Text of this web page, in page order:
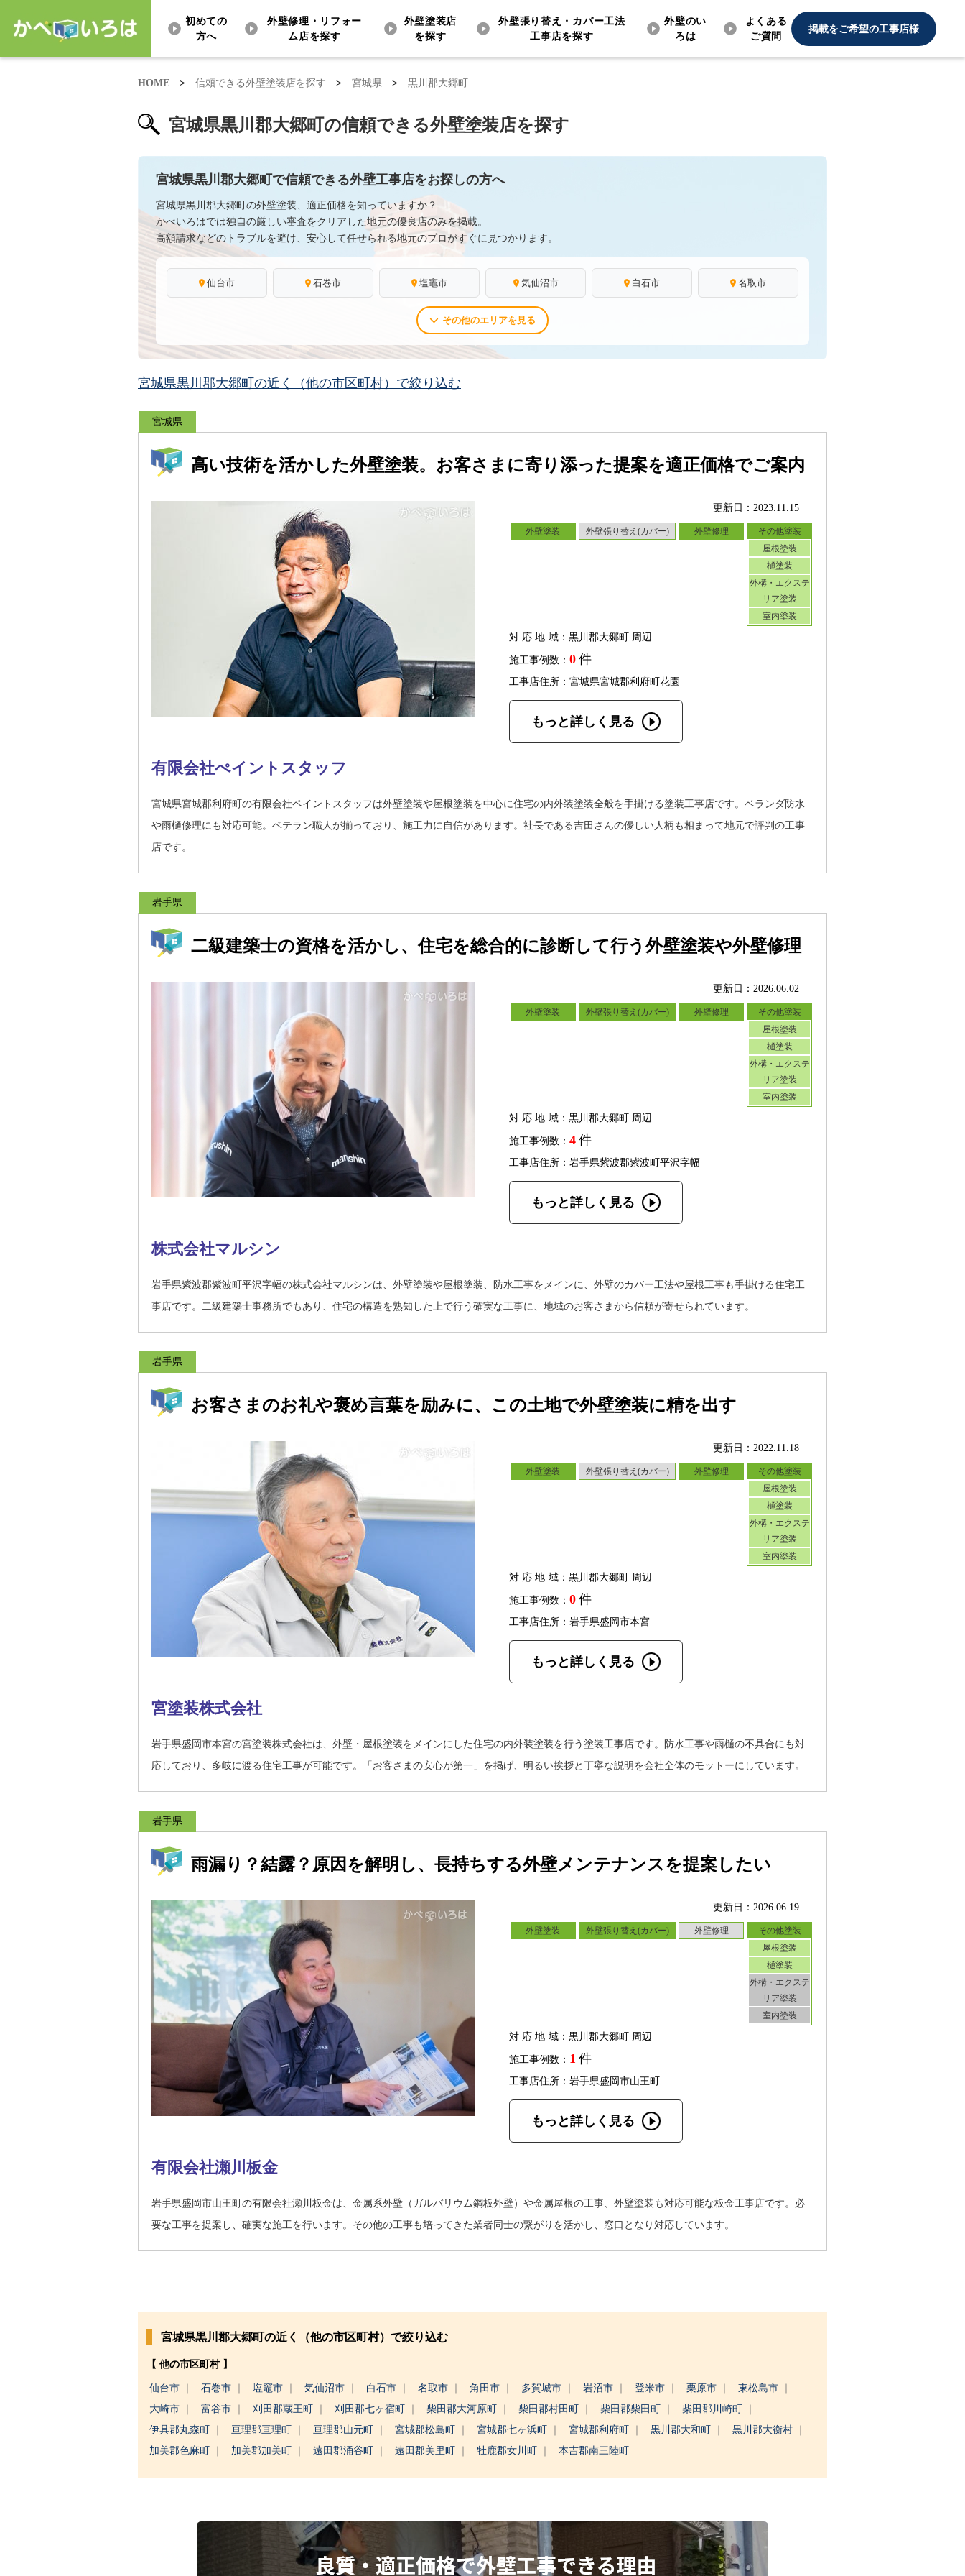
初めての
方へ
外壁修理・リフォー
ム店を探す
外壁塗装店
を探す
外壁張り替え・カバー工法
工事店を探す
外壁のい
ろは
よくある
ご質問
掲載をご希望の工事店様
HOME > 信頼できる外壁塗装店を探す > 宮城県 > 黒川郡大郷町
宮城県黒川郡大郷町の信頼できる外壁塗装店を探す
宮城県黒川郡大郷町で信頼できる外壁工事店をお探しの方へ
宮城県黒川郡大郷町の外壁塗装、適正価格を知っていますか？
かべいろはでは独自の厳しい審査をクリアした地元の優良店のみを掲載。
高額請求などのトラブルを避け、安心して任せられる地元のプロがすぐに見つかります。
仙台市 石巻市 塩竈市 気仙沼市 白石市 名取市
その他のエリアを見る
宮城県黒川郡大郷町の近く（他の市区町村）で絞り込む
宮城県
高い技術を活かした外壁塗装。お客さまに寄り添った提案を適正価格でご案内
更新日：2023.11.15
外壁塗装 外壁張り替え(カバー) 外壁修理
その他塗装
屋根塗装
樋塗装
外構・エクステ
リア塗装
室内塗装
対応地域：黒川郡大郷町 周辺
施工事例数： 0 件
工事店住所：宮城県宮城郡利府町花園
もっと詳しく見る
有限会社ぺイントスタッフ
宮城県宮城郡利府町の有限会社ペイントスタッフは外壁塗装や屋根塗装を中心に住宅の内外装塗装全般を手掛ける塗装工事店です。ベランダ防水
や雨樋修理にも対応可能。ベテラン職人が揃っており、施工力に自信があります。社長である吉田さんの優しい人柄も相まって地元で評判の工事
店です。
岩手県
二級建築士の資格を活かし、住宅を総合的に診断して行う外壁塗装や外壁修理
更新日：2026.06.02
外壁塗装 外壁張り替え(カバー) 外壁修理
その他塗装
屋根塗装
樋塗装
外構・エクステ
リア塗装
室内塗装
対応地域：黒川郡大郷町 周辺
施工事例数： 4 件
工事店住所：岩手県紫波郡紫波町平沢字幅
もっと詳しく見る
株式会社マルシン
岩手県紫波郡紫波町平沢字幅の株式会社マルシンは、外壁塗装や屋根塗装、防水工事をメインに、外壁のカバー工法や屋根工事も手掛ける住宅工
事店です。二級建築士事務所でもあり、住宅の構造を熟知した上で行う確実な工事に、地域のお客さまから信頼が寄せられています。
岩手県
お客さまのお礼や褒め言葉を励みに、この土地で外壁塗装に精を出す
更新日：2022.11.18
外壁塗装 外壁張り替え(カバー) 外壁修理
その他塗装
屋根塗装
樋塗装
外構・エクステ
リア塗装
室内塗装
対応地域：黒川郡大郷町 周辺
施工事例数： 0 件
工事店住所：岩手県盛岡市本宮
もっと詳しく見る
宮塗装株式会社
岩手県盛岡市本宮の宮塗装株式会社は、外壁・屋根塗装をメインにした住宅の内外装塗装を行う塗装工事店です。防水工事や雨樋の不具合にも対
応しており、多岐に渡る住宅工事が可能です。「お客さまの安心が第一」を掲げ、明るい挨拶と丁寧な説明を会社全体のモットーにしています。
岩手県
雨漏り？結露？原因を解明し、長持ちする外壁メンテナンスを提案したい
更新日：2026.06.19
外壁塗装 外壁張り替え(カバー) 外壁修理
その他塗装
屋根塗装
樋塗装
外構・エクステ
リア塗装
室内塗装
対応地域：黒川郡大郷町 周辺
施工事例数： 1 件
工事店住所：岩手県盛岡市山王町
もっと詳しく見る
有限会社瀬川板金
岩手県盛岡市山王町の有限会社瀬川板金は、金属系外壁（ガルバリウム鋼板外壁）や金属屋根の工事、外壁塗装も対応可能な板金工事店です。必
要な工事を提案し、確実な施工を行います。その他の工事も培ってきた業者同士の繋がりを活かし、窓口となり対応しています。
宮城県黒川郡大郷町の近く（他の市区町村）で絞り込む
【 他の市区町村 】
仙台市 石巻市 塩竈市 気仙沼市 白石市 名取市 角田市 多賀城市 岩沼市 登米市 栗原市
東松島市
大崎市
富谷市 刈田郡蔵王町 刈田郡七ヶ宿町 柴田郡大河原町 柴田郡村田町 柴田郡柴田町
柴田郡川崎町
伊具郡丸森町
亘理郡亘理町 亘理郡山元町 宮城郡松島町 宮城郡七ヶ浜町 宮城郡利府町 黒川郡大和町
黒川郡大衡村
加美郡色麻町
加美郡加美町 遠田郡涌谷町 遠田郡美里町 牡鹿郡女川町 本吉郡南三陸町